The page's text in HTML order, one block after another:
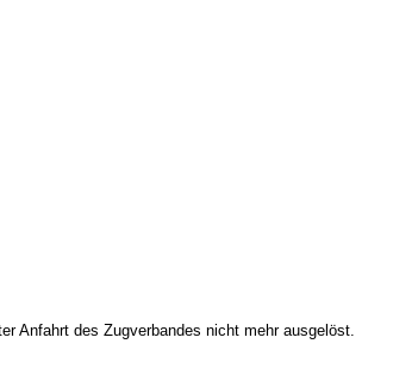
Anfahrt des Zugverbandes nicht mehr ausgelöst.